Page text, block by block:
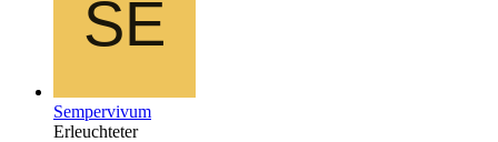
Sempervivum
Erleuchteter